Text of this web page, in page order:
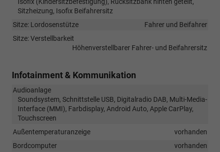
Sitzheizung, Isofix Beifahrersitz
Sitze: Lordosenstütze
Fahrer und Beifahrer
Sitze: Verstellbarkeit
Höhenverstellbarer Fahrer- und Beifahrersitz
Infotainment & Kommunikation
Audioanlage
Soundsystem, Schnittstelle USB, Digitalradio DAB, Multi-Media-
Interface (MMI), Farbdisplay, Android Auto, Apple CarPlay,
Touchscreen
Außentemperaturanzeige
vorhanden
Bordcomputer
vorhanden